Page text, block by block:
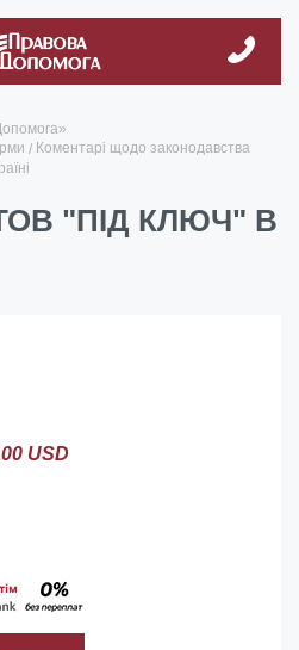
Коментарі щодо законодавства
"ПІД КЛЮЧ" В
USD